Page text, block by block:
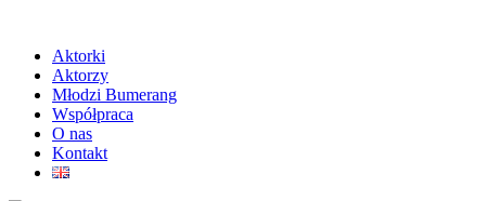
Aktorki
Aktorzy
Młodzi Bumerang
Współpraca
O nas
Kontakt